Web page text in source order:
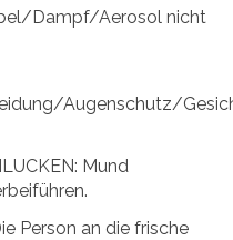
Dampf/Aerosol nicht
Augenschutz/
Mund
Person an die frische